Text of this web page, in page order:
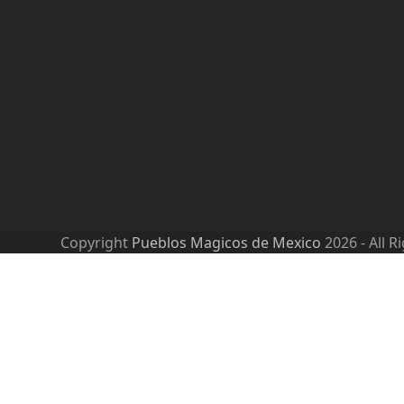
Copyright Pueblos Magicos de Mexico 2026 - All